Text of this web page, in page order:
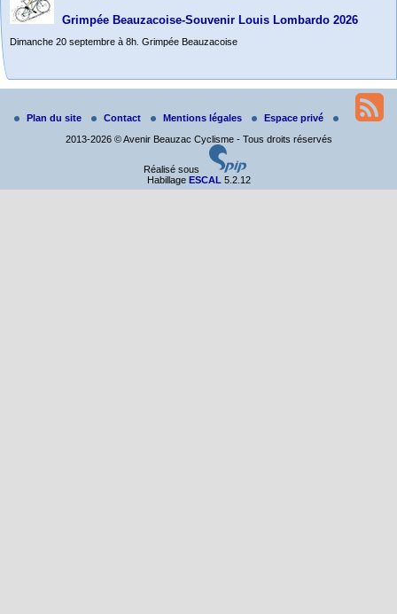
Grimpée Beauzacoise-Souvenir Louis Lombardo 2026
Dimanche 20 septembre à 8h. Grimpée Beauzacoise
Randonnée itinérante dans l’Aveyron.
Du 19 au 21 juin
Plan du site Contact Mentions légales
Espace privé
2013-2026 © Avenir Beauzac Cyclisme - Tous droits réservés
Réalisé sous
Habillage ESCAL 5.2.12